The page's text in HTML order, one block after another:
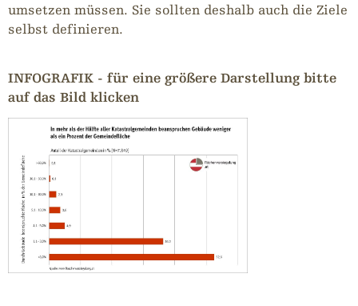
umsetzen müssen. Sie sollten deshalb auch die Ziele
selbst definieren.
INFOGRAFIK - für eine größere Darstellung bitte
auf das Bild klicken